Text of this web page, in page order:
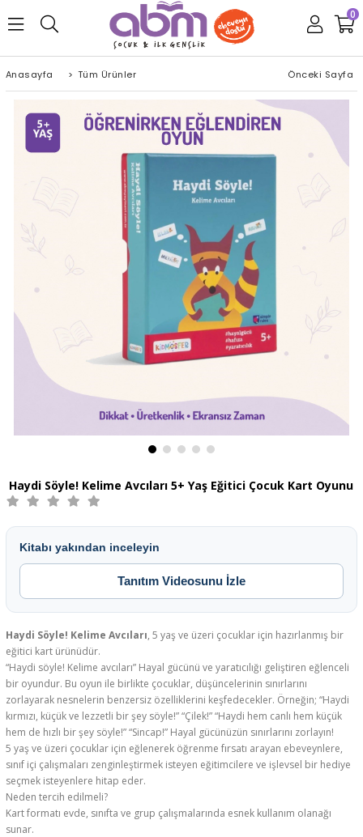
0
Anasayfa > Tüm Ürünler Önceki Sayfa
Haydi Söyle! Kelime Avcıları 5+ Yaş Eğitici Çocuk Kart Oyunu
Kitabı yakından inceleyin
Tanıtım Videosunu İzle
Haydi Söyle! Kelime Avcıları, 5 yaş ve üzeri çocuklar için hazırlanmış bir
eğitici kart ürünüdür.
“Haydi söyle! Kelime avcıları” Hayal gücünü ve yaratıcılığı geliştiren eğlenceli
bir oyundur. Bu oyun ile birlikte çocuklar, düşüncelerinin sınırlarını
zorlayarak nesnelerin benzersiz özelliklerini keşfedecekler. Örneğin; “Haydi
kırmızı, küçük ve lezzetli bir şey söyle!” “Çilek!” “Haydi hem canlı hem küçük
hem de hızlı bir şey söyle!” “Sincap!” Hayal gücünüzün sınırlarını zorlayın!
5 yaş ve üzeri çocuklar için eğlenerek öğrenme fırsatı arayan ebeveynlere,
sınıf içi çalışmaları zenginleştirmek isteyen eğitimcilere ve işlevsel bir hediye
seçmek isteyenlere hitap eder.
Neden tercih edilmeli?
Kart formatı evde, sınıfta ve grup çalışmalarında esnek kullanım olanağı
sunar.